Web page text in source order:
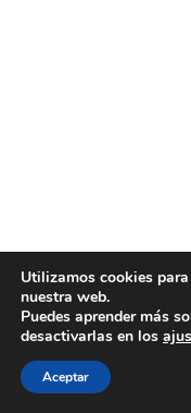
Utilizamos cookies
nuestra web.
Puedes aprender más
desactivarlas en los
Aceptar